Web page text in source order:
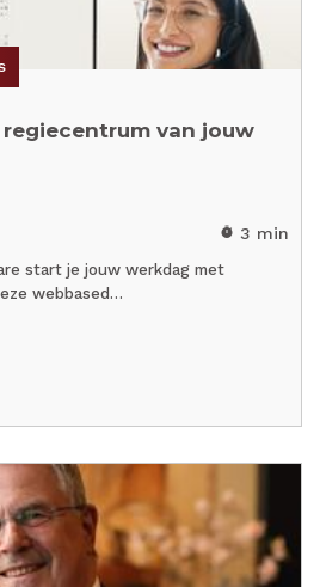
van jouw
timer 3 min
start je jouw werkdag met
webbased…